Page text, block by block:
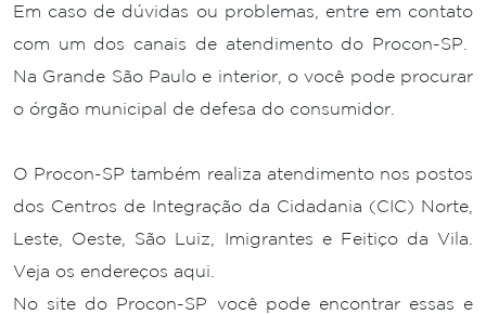
Em caso de dúvidas ou problemas, entre em contato
com um dos canais de atendimento do Procon-SP.
Na Grande São Paulo e interior, o você pode procurar
o órgão municipal de defesa do consumidor.
O Procon-SP também realiza atendimento nos postos
dos Centros de Integração da Cidadania (CIC) Norte,
Leste, Oeste, São Luiz, Imigrantes e Feitiço da Vila.
Veja os endereços aqui.
No site do Procon-SP você pode encontrar essas e